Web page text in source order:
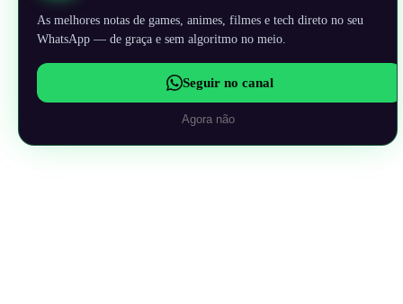
As melhores notas de games, animes, filmes e tech direto no seu
WhatsApp — de graça e sem algoritmo no meio.
Seguir no canal
Agora não